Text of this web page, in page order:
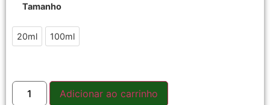
Tamanho
20ml
20ml 100ml
Adicionar ao carrinho